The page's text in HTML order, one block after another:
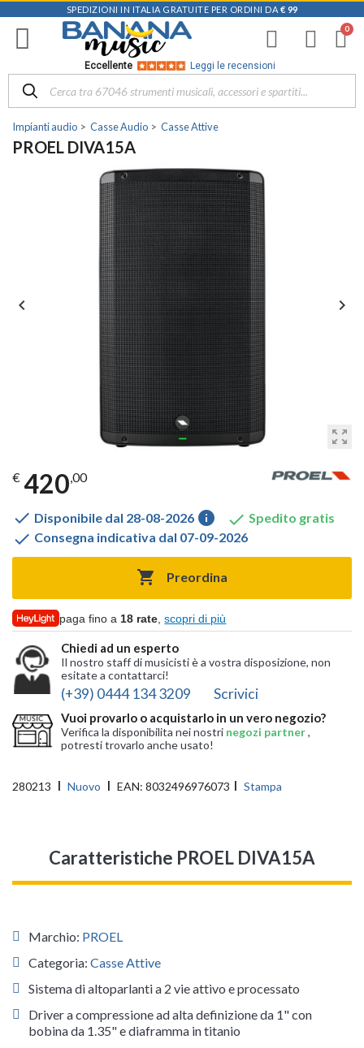
SPEDIZIONI IN ITALIA GRATUITE PER ORDINI DA € 99
Eccellente Leggi le recensioni
Impianti audio Casse Audio Casse Attive
PROEL DIVA15A
zoom_out_map
 
€ 420,00
 Disponibile dal 28-08-2026 info  Spedito gratis
 Consegna indicativa dal 07-09-2026
 Preordina
paga fino a 18 rate ,scopri di più
Chiedi ad un esperto
Il nostro staff di musicisti è a vostra disposizione, non
esitate a contattarci!
(+39) 0444 134 3209 Scrivici
Vuoi provarlo o acquistarlo in un vero negozio?
Verifica la disponibilita nei nostri negozi partner,
potresti trovarlo anche usato!
280213 Nuovo EAN: 8032496976073 Stampa
Caratteristiche PROEL DIVA15A
Marchio: PROEL
Categoria: Casse Attive
Sistema di altoparlanti a 2 vie attivo e processato
Driver a compressione ad alta definizione da 1" con
bobina da 1.35" e diaframma in titanio